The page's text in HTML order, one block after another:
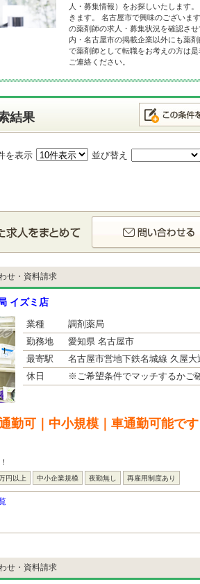
人・募集情報）をお探しいたします
きます。 名古屋市で興味のございま
の薬剤師の求人・募集状況を確認さ
内・名古屋市の掲載企業以外にも薬
で薬剤師として転職をお考えの方は
ご連絡ください。
結果
を表示 並び替え
せ・資料請求
イズミ店
業種
調剤薬局
勤務地
愛知県 名古屋市
最寄駅
名古屋市営地下鉄名城線 久屋
休日
※ご希望条件でマッチするかご
勤可｜中小規模｜車通勤可能です
円以上 中小企業規模 夜勤無し 再雇用制度あり
せ・資料請求